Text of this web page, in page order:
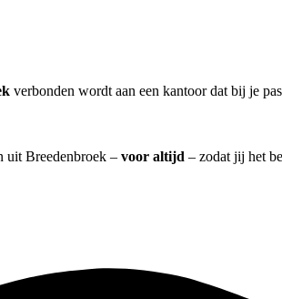
verbonden wordt aan een kantoor dat bij je
uit Breedenbroek – voor altijd – zodat jij het